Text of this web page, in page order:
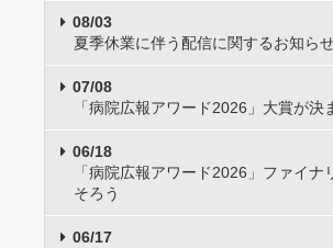
08/03
夏季休業に伴う配信に関するお知ら
07/08
「病院広報アワード2026」大賞が決
06/18
「病院広報アワード2026」ファイナ
そろう
06/17